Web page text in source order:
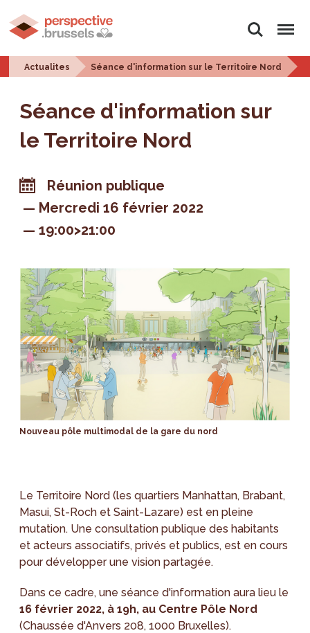
Rechercher
Menu
Actualites Séance d'information sur le Territoire Nord
Séance d'information sur
le Territoire Nord
Réunion publique
Mercredi 16 février 2022
19:00>21:00
Nouveau pôle multimodal de la gare du nord
Le Territoire Nord (les quartiers Manhattan, Brabant,
Masui, St-Roch et Saint-Lazare) est en pleine
mutation. Une consultation publique des habitants
et acteurs associatifs, privés et publics, est en cours
pour développer une vision partagée.
Dans ce cadre, une séance d'information aura lieu le
16 février 2022, à 19h, au Centre Pôle Nord
(Chaussée d'Anvers 208, 1000 Bruxelles).